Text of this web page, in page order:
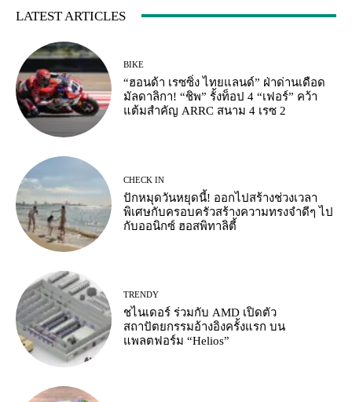
LATEST ARTICLES
BIKE
“ฮอนด้า เรซซิ่ง ไทยแลนด์” ฝ่าด่านเดือด
มัลดาลิกา! “ชิพ” รั้งท็อป 4 “เฟอร์” คว้า
แต้มสำคัญ ARRC สนาม 4 เรซ 2
CHECK IN
ปักหมุดวันหยุดนี้! ออกไปสร้างช่วงเวลา
พิเศษกับครอบครัวสร้างความทรงจำดีๆ ไป
กับออนิกซ์ ฮอสพิทาลิตี้
TRENDY
ชไนเดอร์ ร่วมกับ AMD เปิดตัว
สถาปัตยกรรมอ้างอิงครั้งแรก บน
แพลตฟอร์ม “Helios”